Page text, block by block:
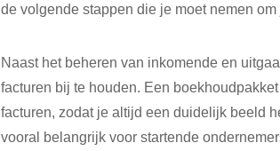
de volgende stappen die je moet nemen
Naast het beheren van inkomende en
facturen bij te houden. Een
facturen, zodat je altijd een duidelijk beeld
vooral belangrijk voor startende